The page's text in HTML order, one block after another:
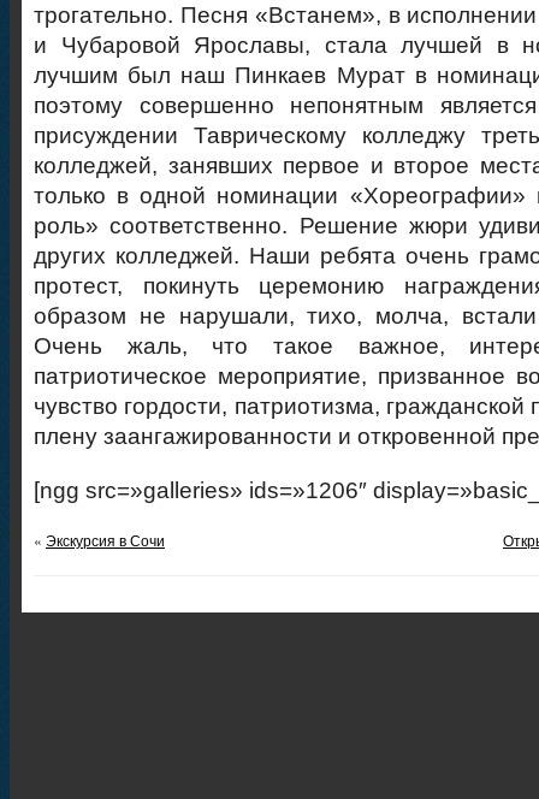
трогательно. Песня «Встанем», в
и Чубаровой Ярославы, стала лучшей в
лучшим был наш Пинкаев Мурат в
поэтому совершенно непонятным
присуждении Таврическому колледжу
колледжей, занявших первое и второе
только в одной номинации «Хореографии»
роль» соответственно. Решение жюри
других колледжей. Наши ребята очень
протест, покинуть церемонию
образом не нарушали, тихо, молча,
Очень жаль, что такое важное,
патриотическое мероприятие, призванное
чувство гордости, патриотизма, гражданской
плену заангажированности и откровенной
[ngg src=»galleries» ids=»1206″
« Экскурсия в Сочи